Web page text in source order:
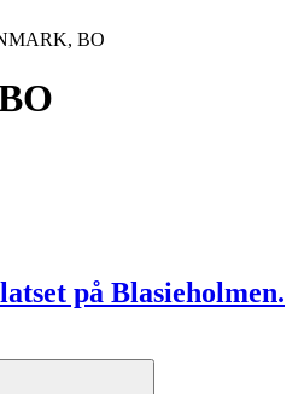
BO
på Blasieholmen.